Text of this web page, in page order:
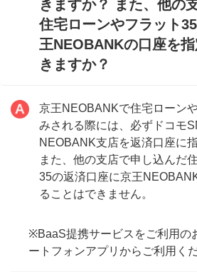
きますか？ また、他の
住宅ローンやフラット
王NEOBANKの口座を
きますか？
京王NEOBANKで住宅ローン
みされる際には、必ずドコモ
NEOBANK支店を返済口座に
また、他の支店で申し込んだ
35の返済口座に京王
ることはできません。
※BaaS提携サービスをご利用の
ートフォンアプリからご利用くだ